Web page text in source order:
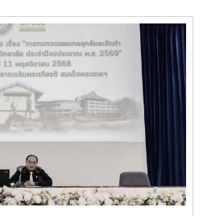
เสนอแนวทางการขับเคลื่อนการ
บของผู้บริหาร ประจำ
ส่วนงานและหน่วยงานภายใน
การพัฒนามหาวิทยาลัย แผนปฏิบัติ
รดำเนินงานในส่วนต่างๆ ให้บรรลุ